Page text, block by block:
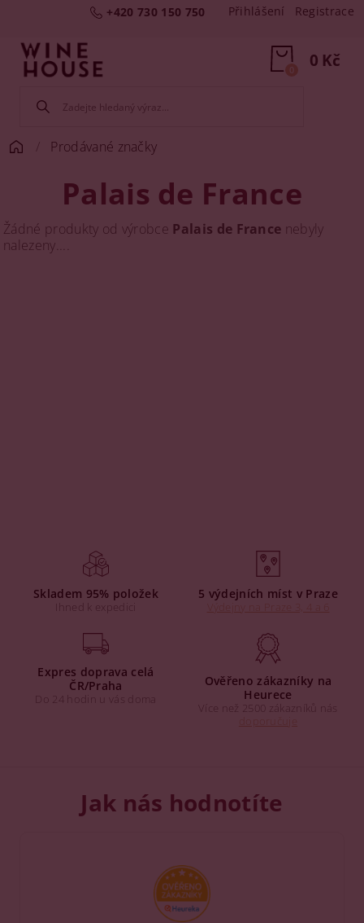
+420 730 150 750 Přihlášení Registrace
0 Kč
0
Prodávané značky
Palais de France
Žádné produkty od výrobce Palais de France nebyly
nalezeny....
Skladem 95% položek
Ihned k expedici
5 výdejních míst v Praze
Expres doprava celá
ČR/Praha
Do 24 hodin u vás doma
Ověřeno zákazníky na
Heurece
Více než 2500 zákazníků nás
Jak nás hodnotíte